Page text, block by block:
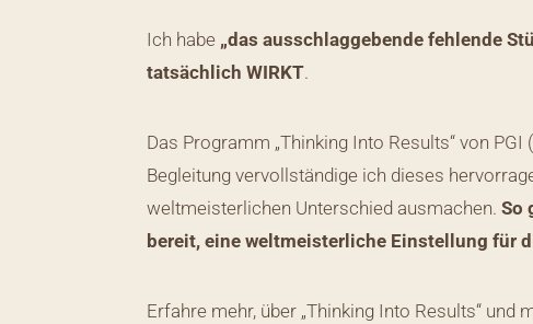
Ich habe „das ausschlaggebende fehlende
tatsächlich WIRKT.
Das Programm „Thinking Into Results“ von
Begleitung vervollständige ich dieses
weltmeisterlichen Unterschied ausmachen.So
bereit, eine weltmeisterliche Einstellung für
Erfahre mehr, über „Thinking Into Results“ und